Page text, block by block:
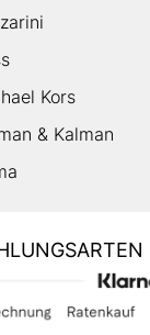
Kors
& Kalman